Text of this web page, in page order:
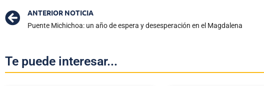
ANTERIOR NOTICIA
Puente Michichoa: un año de espera y desesperación en el Magdalena
Te puede interesar...